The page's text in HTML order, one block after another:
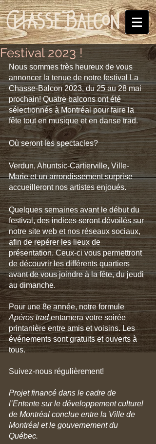
Festival 2023 !
Nous sommes très heureux de vous
annoncer la tenue de notre festival La
Chasse-Balcon 2023, du 25 au 28 mai
prochain! Quatre balcons ont été
sélectionnés à Montréal pour faire la
fête tout en musique et en danse trad.
Où seront les spectacles?
Verdun, Ahuntsic-Cartierville, Ville-
Marie et un arrondissement surprise
accueilleront nos artistes enjoués.
Quelques semaines avant le début du
festival, des indices seront dévoilés sur
notre site web et nos réseaux sociaux,
afin de repérer les lieux de
présentation. Ceux-ci vous permettront
de découvrir les différents quartiers
avant de vous joindre à la fête, du jeudi
au dimanche.
Pour une 8e année, notre formule
Apéros trad entamera votre soirée
printanière entre amis et voisins. Les
événements sont gratuits et ouverts à
tous.
Suivez-nous régulièrement!
Projet financé dans le cadre de
l’Entente sur le développement culturel
de Montréal conclue entre la Ville de
Montréal et le gouvernement du
Québec.